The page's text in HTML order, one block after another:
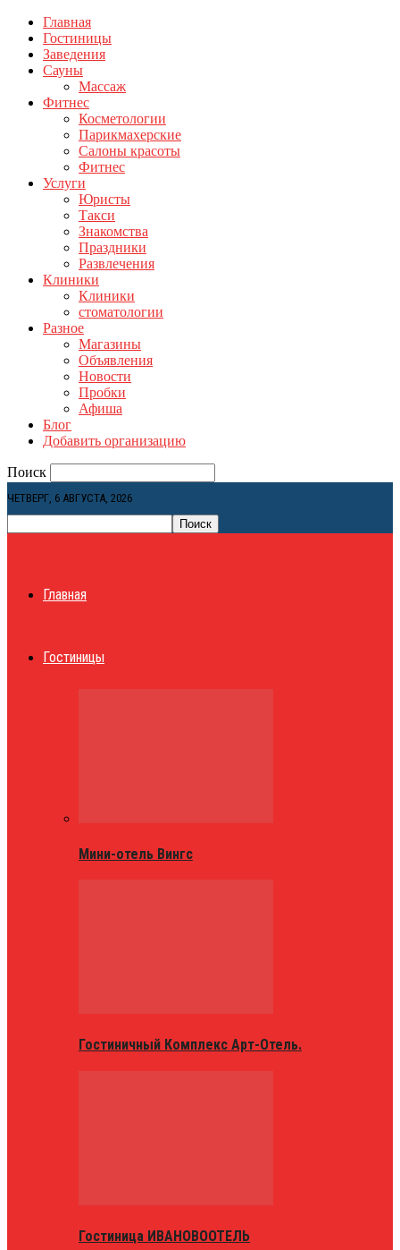
Главная
Гостиницы
Заведения
Сауны
Массаж
Фитнес
Косметологии
Парикмахерские
Салоны красоты
Фитнес
Услуги
Юристы
Такси
Знакомства
Праздники
Развлечения
Клиники
Клиники
стоматологии
Разное
Магазины
Объявления
Новости
Пробки
Афиша
Блог
Добавить организацию
Поиск
ЧЕТВЕРГ, 6 АВГУСТА, 2026
Главная
Гостиницы
Мини-отель Вингс
Гостиничный Комплекс Арт-Отель.
Гостиница ИВАНОВООТЕЛЬ